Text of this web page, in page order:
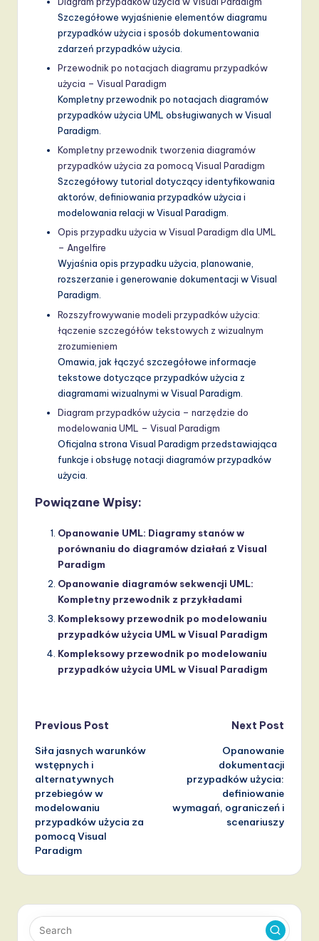
Szczegółowe wyjaśnienie elementów diagramu
przypadków użycia i sposób dokumentowania
zdarzeń przypadków użycia.
Przewodnik po notacjach diagramu przypadków
użycia – Visual Paradigm
Kompletny przewodnik po notacjach diagramów
przypadków użycia UML obsługiwanych w Visual
Paradigm.
Kompletny przewodnik tworzenia diagramów
przypadków użycia za pomocą Visual Paradigm
Szczegółowy tutorial dotyczący identyfikowania
aktorów, definiowania przypadków użycia i
modelowania relacji w Visual Paradigm.
Opis przypadku użycia w Visual Paradigm dla UML
– Angelfire
Wyjaśnia opis przypadku użycia, planowanie,
rozszerzanie i generowanie dokumentacji w Visual
Paradigm.
Rozszyfrowywanie modeli przypadków użycia:
łączenie szczegółów tekstowych z wizualnym
zrozumieniem
Omawia, jak łączyć szczegółowe informacje
tekstowe dotyczące przypadków użycia z
diagramami wizualnymi w Visual Paradigm.
Diagram przypadków użycia – narzędzie do
modelowania UML – Visual Paradigm
Oficjalna strona Visual Paradigm przedstawiająca
funkcje i obsługę notacji diagramów przypadków
użycia.
Powiązane Wpisy:
Opanowanie UML: Diagramy stanów w
porównaniu do diagramów działań z Visual
Paradigm
Opanowanie diagramów sekwencji UML:
Kompletny przewodnik z przykładami
Kompleksowy przewodnik po modelowaniu
przypadków użycia UML w Visual Paradigm
Kompleksowy przewodnik po modelowaniu
przypadków użycia UML w Visual Paradigm
Post
navigation
Previous Post
Siła jasnych warunków
wstępnych i
alternatywnych
przebiegów w
modelowaniu
przypadków użycia za
pomocą Visual
Paradigm
Next Post
Opanowanie
dokumentacji
przypadków użycia:
definiowanie
wymagań, ograniczeń i
scenariuszy